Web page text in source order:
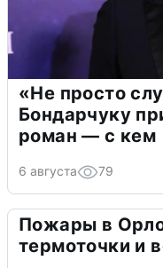
«Не просто
Бондарчуку
роман — с кем
6 августа 79
Пожары в
термоточки и